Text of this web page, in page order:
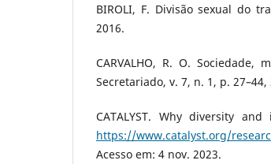
BIROLI, F. Divisão sexual do
2016.
CARVALHO, R. O.
Secretariado, v. 7, n. 1, p. 27–44,
CATALYST. Why diversity
https://www.catalyst.org/
Acesso em: 4 nov. 2023.